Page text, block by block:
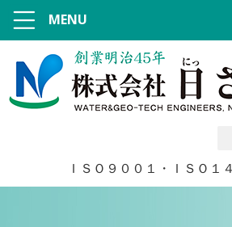
ＩＳＯ９００１・ＩＳＯ１
MENU